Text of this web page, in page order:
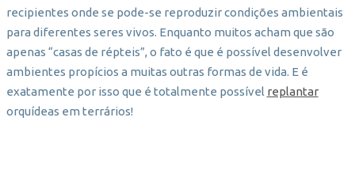
recipientes onde se pode-se reproduzir condições ambientais
para diferentes seres vivos. Enquanto muitos acham que são
apenas “casas de répteis”, o fato é que é possível desenvolver
ambientes propícios a muitas outras formas de vida. E é
exatamente por isso que é totalmente possível replantar
orquídeas em terrários!